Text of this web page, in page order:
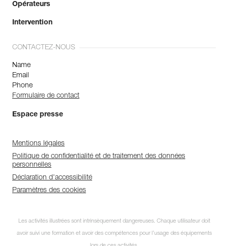
Opérateurs
Intervention
CONTACTEZ-NOUS
Name
Email
Phone
Formulaire de contact
Espace presse
Mentions légales
Politique de confidentialité et de traitement des données
personnelles
Déclaration d'accessibilité
Paramètres des cookies
Les activités illustrées sont intrinsèquement dangereuses. Chaque utilisateur doit
avoir suivi une formation et avoir des compétences pour l’usage des équipements